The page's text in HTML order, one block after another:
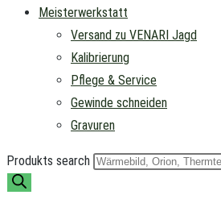
Meisterwerkstatt
Versand zu VENARI Jagd
Kalibrierung
Pflege & Service
Gewinde schneiden
Gravuren
Produkts search